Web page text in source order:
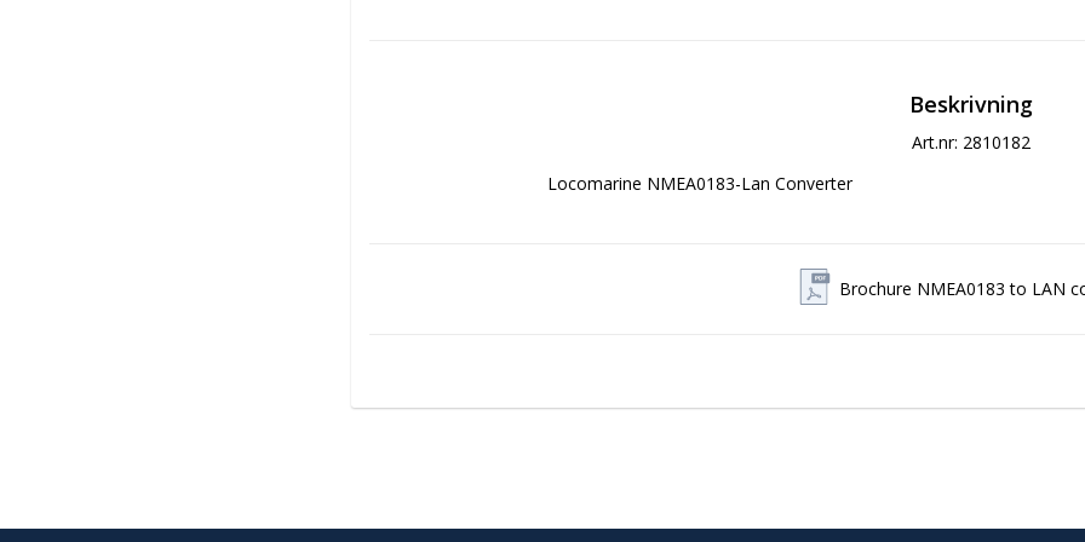
Beskrivning
Art.nr: 2810182
Locomarine NMEA0183-Lan Converter
Brochure NMEA0183 to LAN